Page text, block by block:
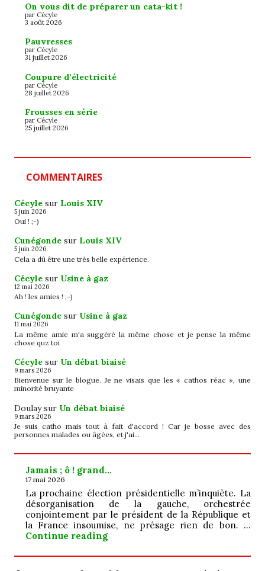
On vous dit de préparer un cata-kit !
par Cécyle
3 août 2026
Pauvresses
par Cécyle
31 juillet 2026
Coupure d’électricité
par Cécyle
28 juillet 2026
Frousses en série
par Cécyle
25 juillet 2026
COMMENTAIRES
Cécyle sur Louis XIV
5 juin 2026
Oui ! ;-)
Cunégonde sur Louis XIV
5 juin 2026
Cela a dû être une très belle expérience.
Cécyle sur Usine à gaz
12 mai 2026
Ah ! les amies ! ;-)
Cunégonde sur Usine à gaz
11 mai 2026
La même amie m'a suggéré la même chose et je pense la même
chose quz toi
Cécyle sur Un débat biaisé
9 mars 2026
Bienvenue sur le blogue. Je ne visais que les « cathos réac », une
minorité bruyante
Doulaysur Un débat biaisé
9 mars 2026
Je suis catho mais tout à fait d'accord ! Car je bosse avec des
personnes malades ou âgées, et j'ai…
Jamais ; ô ! grand…
17 mai 2026
La prochaine élection présidentielle m’inquiète. La
désorganisation de la gauche, orchestrée
conjointement par le président de la République et
la France insoumise, ne présage rien de bon. …
Continue readingJamais ; ô ! grand…